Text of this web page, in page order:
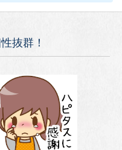
抜群！